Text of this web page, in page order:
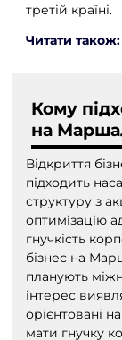
третій країні.
Читати
Кому
на
Відкриття
підходить
структуру з
оптимізацію
гнучкість
бізнес на
планують
інтерес
орієнтовані
мати гнучку